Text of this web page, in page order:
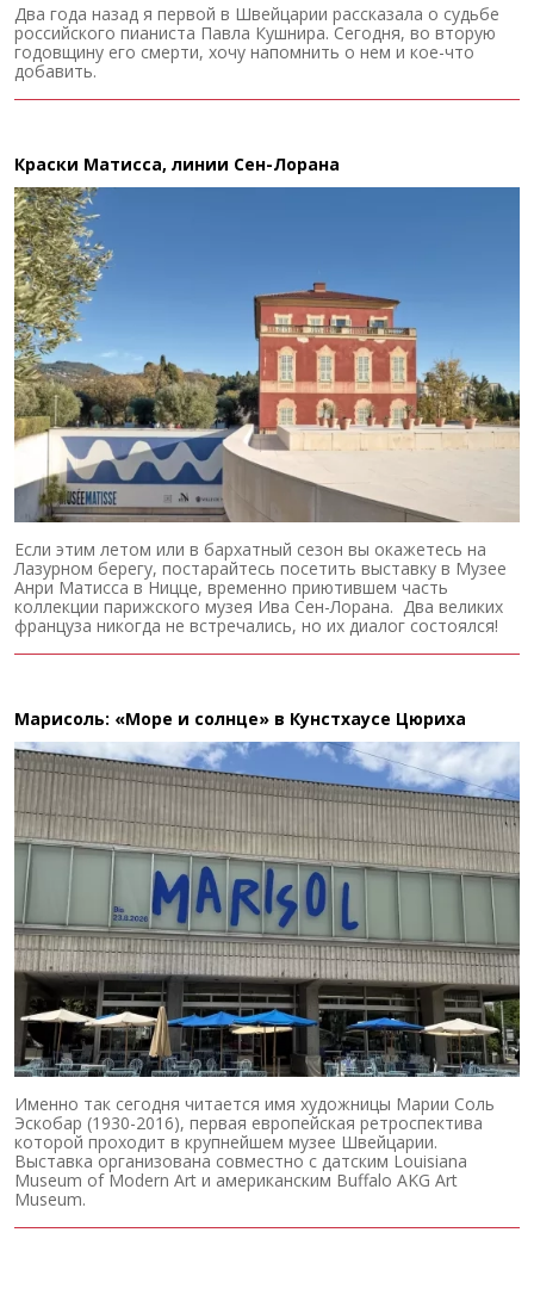
Два года назад я первой в Швейцарии рассказала о судьбе
российского пианиста Павла Кушнира. Сегодня, во вторую
годовщину его смерти, хочу напомнить о нем и кое-что
добавить.
Краски Матисса, линии Сен-Лорана
Если этим летом или в бархатный сезон вы окажетесь на
Лазурном берегу, постарайтесь посетить выставку в Музее
Анри Матисса в Ницце, временно приютившем часть
коллекции парижского музея Ива Сен-Лорана. Два великих
француза никогда не встречались, но их диалог состоялся!
Марисоль: «Море и солнце» в Кунстхаусе Цюриха
Именно так сегодня читается имя художницы Марии Соль
Эскобар (1930-2016), первая европейская ретроспектива
которой проходит в крупнейшем музее Швейцарии.
Выставка организована совместно с датским Louisiana
Museum of Modern Art и американским Buffalo AKG Art
Museum.